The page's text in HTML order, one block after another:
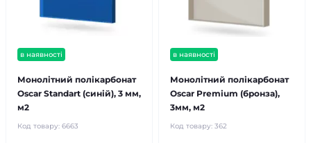
в наявності
Монолітний полікарбонат
Oscar Standart (синій), 3 мм,
м2
Код товару: 6663
в наявності
Монолітний полікарбонат
Oscar Premium (бронза),
3мм, м2
Код товару: 362